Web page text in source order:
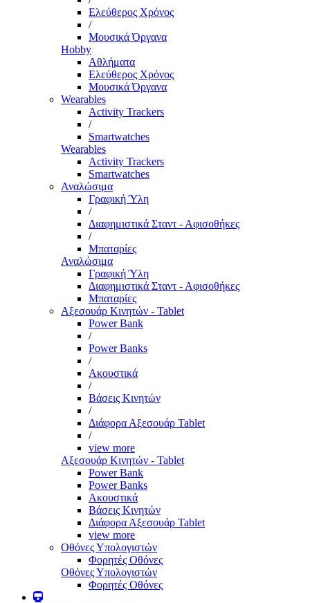
Ελεύθερος Χρόνος
/
Μουσικά Όργανα
Hobby
Αθλήματα
Ελεύθερος Χρόνος
Μουσικά Όργανα
Wearables
Activity Trackers
/
Smartwatches
Wearables
Activity Trackers
Smartwatches
Αναλώσιμα
Γραφική Ύλη
/
Διαφημιστικά Σταντ - Αφισοθήκες
/
Μπαταρίες
Αναλώσιμα
Γραφική Ύλη
Διαφημιστικά Σταντ - Αφισοθήκες
Μπαταρίες
Αξεσουάρ Κινητών - Tablet
Power Bank
/
Power Banks
/
Ακουστικά
/
Βάσεις Κινητών
/
Διάφορα Αξεσουάρ Tablet
/
view more
Αξεσουάρ Κινητών - Tablet
Power Bank
Power Banks
Ακουστικά
Βάσεις Κινητών
Διάφορα Αξεσουάρ Tablet
view more
Οθόνες Υπολογιστών
Φορητές Οθόνες
Οθόνες Υπολογιστών
Φορητές Οθόνες